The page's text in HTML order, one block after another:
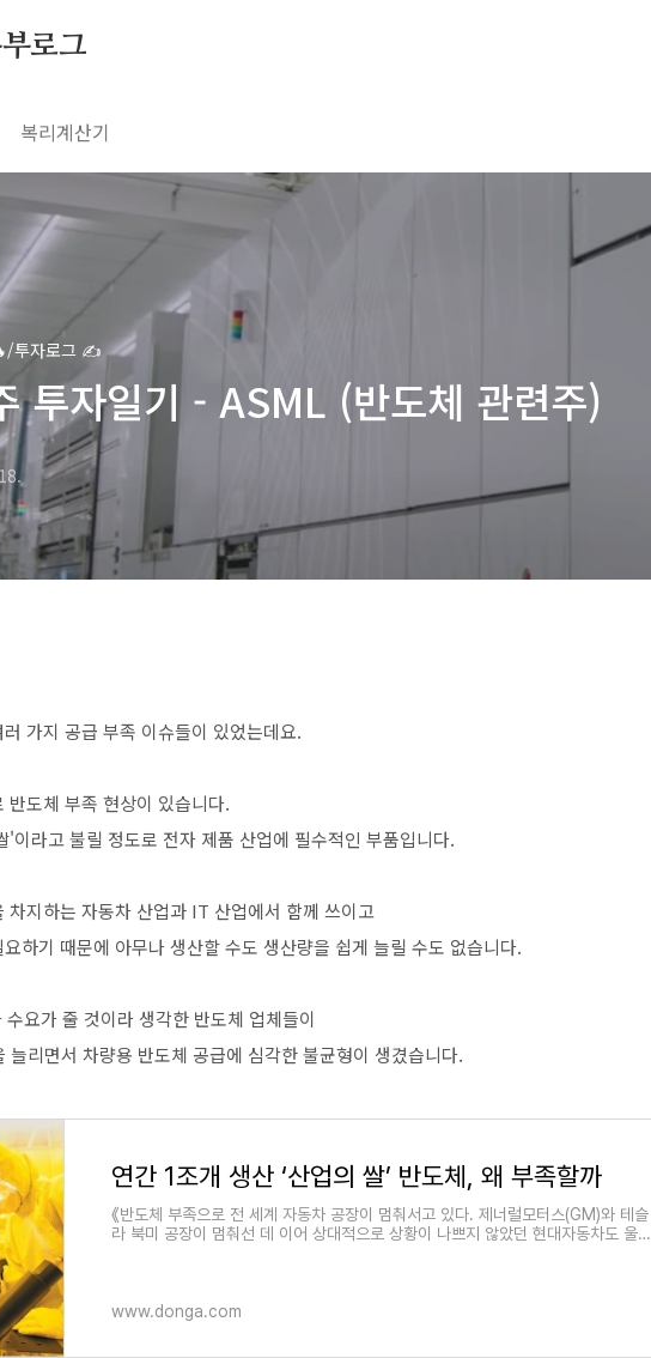
로그
복리계산기
투자로그 ✍️
투자일기 - ASML (반도체 관련주)
가지 공급 부족 이슈들이 있었는데요.
반도체 부족 현상이 있습니다.
'이라고 불릴 정도로 전자 제품 산업에 필수적인 부품입니다.
차지하는 자동차 산업과 IT 산업에서 함께 쓰이고
하기 때문에 아무나 생산할 수도 생산량을 쉽게 늘릴 수도 없습니다.
요가 줄 것이라 생각한 반도체 업체들이
늘리면서 차량용 반도체 공급에 심각한 불균형이 생겼습니다.
연간 1조개 생산 ‘산업의 쌀’ 반도체, 왜 부족할까
《반도체 부족으로 전 세계 자동차 공장이 멈춰서고 있다. 제너럴모터스(GM)와 테슬
라 북미 공장이 멈춰선 데 이어 상대적으로 상황이 나쁘지 않았던 현대자동차도 울산
www.donga.com